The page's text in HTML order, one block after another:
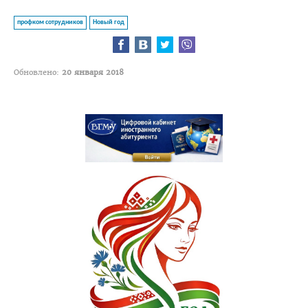
Медаль «За трудовые заслуги»
Почётная грамота Национального собрания РБ
Заслуженный работник образования РБ
Благодарность Председателя Палаты представителей
Благодарность Администрации Президента РБ
Благодарность Премьер-министра РБ
Факультет довузовской подготовки
Порядок приема на ФДП 2026
профком сотрудников Новый год
Обновлено: 20 января 2018